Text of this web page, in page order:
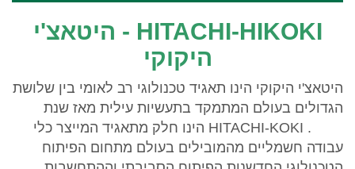
HITACHI-HIKOKI - היטאצ'י
היקוקי
היטאצ'י היקוקי הינו תאגיד טכנולוגי רב לאומי בין שלושת
הגדולים בעולם המתמקד בתעשיות עילית מאז שנת
הינו חלק מתאגיד המייצר כלי
עבודה חשמליים מהמובילים בעולם מתחום הפיתוח